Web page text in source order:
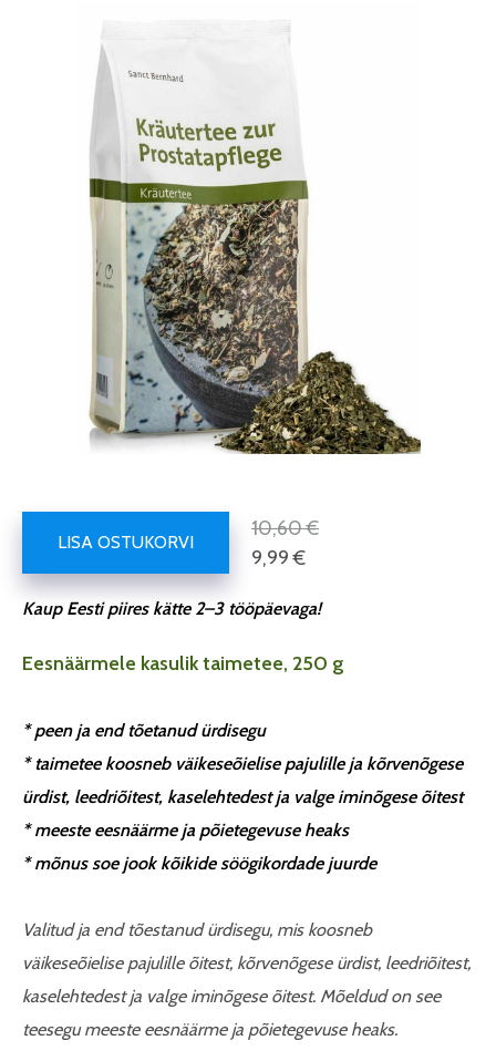
LISA OSTUKORVI
10,60 €
9,99 €
Kaup Eesti piires kätte 2–3 tööpäevaga!
Eesnäärmele kasulik taimetee, 250 g
* peen ja end tõetanud ürdisegu
* taimetee koosneb väikeseõielise pajulille ja kõrvenõgese
ürdist, leedriõitest, kaselehtedest ja valge iminõgese õitest
* meeste eesnäärme ja põietegevuse heaks
* mõnus soe jook kõikide söögikordade juurde
Valitud ja end tõestanud ürdisegu, mis koosneb
väikeseõielise pajulille õitest, kõrvenõgese ürdist, leedriõitest,
kaselehtedest ja valge iminõgese õitest. Mõeldud on see
teesegu meeste eesnäärme ja põietegevuse heaks.